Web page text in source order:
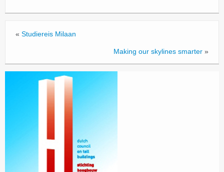
« Studiereis Milaan
Making our skylines smarter »